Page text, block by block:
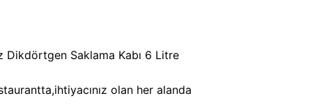
Dikdörtgen Saklama Kabı 6 Litre
olan her alanda